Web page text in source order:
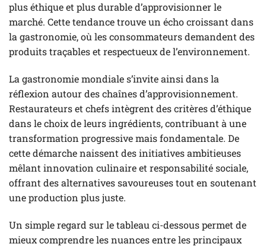
plus éthique et plus durable d’approvisionner le
marché. Cette tendance trouve un écho croissant dans
la gastronomie, où les consommateurs demandent des
produits traçables et respectueux de l’environnement.
La gastronomie mondiale s’invite ainsi dans la
réflexion autour des chaînes d’approvisionnement.
Restaurateurs et chefs intègrent des critères d’éthique
dans le choix de leurs ingrédients, contribuant à une
transformation progressive mais fondamentale. De
cette démarche naissent des initiatives ambitieuses
mêlant innovation culinaire et responsabilité sociale,
offrant des alternatives savoureuses tout en soutenant
une production plus juste.
Un simple regard sur le tableau ci-dessous permet de
mieux comprendre les nuances entre les principaux